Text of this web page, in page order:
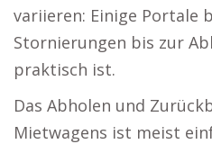
variieren: Einige Portale
Stornierungen bis zur
praktisch ist.
Das Abholen und
Mietwagens ist meist